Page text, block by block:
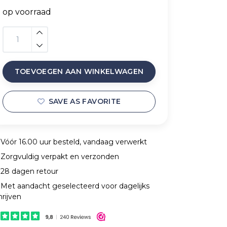
op voorraad
TOEVOEGEN AAN WINKELWAGEN
SAVE AS FAVORITE
Vóór 16.00 uur besteld, vandaag verwerkt
Zorgvuldig verpakt en verzonden
28 dagen retour
Met aandacht geselecteerd voor dagelijks